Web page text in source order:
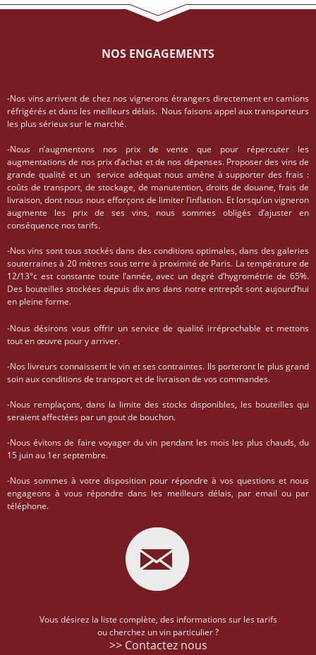
NOS ENGAGEMENTS
-Nos vins arrivent de chez nos vignerons étrangers directement en camions
réfrigérés et dans les meilleurs délais. Nous faisons appel aux transporteurs
les plus sérieux sur le marché.
-Nous n’augmentons nos prix de vente que pour répercuter les
augmentations de nos prix d’achat et de nos dépenses. Proposer des vins de
grande qualité et un service adéquat nous amène à supporter des frais :
coûts de transport, de stockage, de manutention, droits de douane, frais de
livraison, dont nous nous efforçons de limiter l’inflation. Et lorsqu’un vigneron
augmente les prix de ses vins, nous sommes obligés d’ajuster en
conséquence nos tarifs.
-Nos vins sont tous stockés dans des conditions optimales, dans des galeries
souterraines à 20 mètres sous terre à proximité de Paris. La température de
12/13°c est constante toute l’année, avec un degré d’hygrométrie de 65%.
Des bouteilles stockées depuis dix ans dans notre entrepôt sont aujourd’hui
en pleine forme.
-Nous désirons vous offrir un service de qualité irréprochable et mettons
tout en œuvre pour y arriver.
-Nos livreurs connaissent le vin et ses contraintes. Ils porteront le plus grand
soin aux conditions de transport et de livraison de vos commandes.
-Nous remplaçons, dans la limite des stocks disponibles, les bouteilles qui
seraient affectées par un gout de bouchon.
-Nous évitons de faire voyager du vin pendant les mois les plus chauds, du
15 juin au 1er septembre.
-Nous sommes à votre disposition pour répondre à vos questions et nous
engageons à vous répondre dans les meilleurs délais, par email ou par
téléphone.
Vous désirez la liste complète, des informations sur les tarifs
ou cherchez un vin particulier ?
>> Contactez nous